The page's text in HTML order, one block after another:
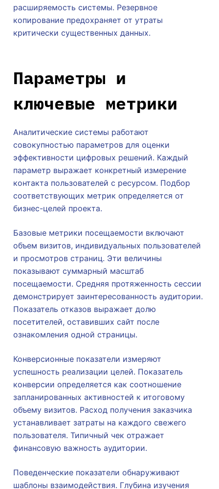
расширяемость системы. Резервное
копирование предохраняет от утраты
критически существенных данных.
Параметры и
ключевые метрики
Аналитические системы работают
совокупностью параметров для оценки
эффективности цифровых решений. Каждый
параметр выражает конкретный измерение
контакта пользователей с ресурсом. Подбор
соответствующих метрик определяется от
бизнес-целей проекта.
Базовые метрики посещаемости включают
объем визитов, индивидуальных пользователей
и просмотров страниц. Эти величины
показывают суммарный масштаб
посещаемости. Средняя протяженность сессии
демонстрирует заинтересованность аудитории.
Показатель отказов выражает долю
посетителей, оставивших сайт после
ознакомления одной страницы.
Конверсионные показатели измеряют
успешность реализации целей. Показатель
конверсии определяется как соотношение
запланированных активностей к итоговому
объему визитов. Расход получения заказчика
устанавливает затраты на каждого свежего
пользователя. Типичный чек отражает
финансовую важность аудитории.
Поведенческие показатели обнаруживают
шаблоны взаимодействия. Глубина изучения